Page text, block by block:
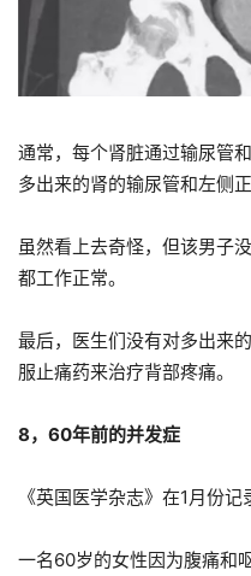
通常，每个肾脏通过输尿管
多出来的肾的输尿管和左侧
虽然看上去奇怪，但该男子
都工作正常。
最后，医生们没有对多出来
服止痛药来治疗背部疼痛。
8，60年前的并发症
《英国医学杂志》在1月份
一名60岁的女性因为腹痛和